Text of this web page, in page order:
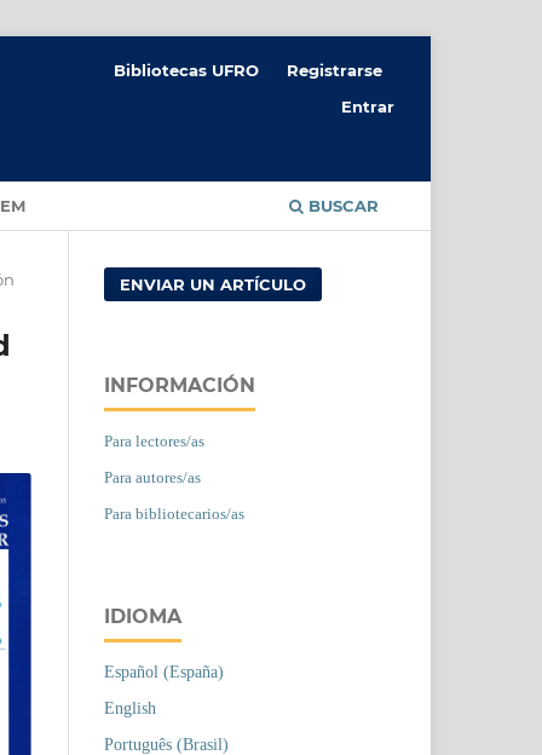
BUSCAR
Bibliotecas UFRO
Registrarse
Entrar
ENVIAR UN ARTÍCULO
INFORMACIÓN
Para lectores/as
Para autores/as
Para bibliotecarios/as
IDIOMA
Español (España)
English
Português (Brasil)